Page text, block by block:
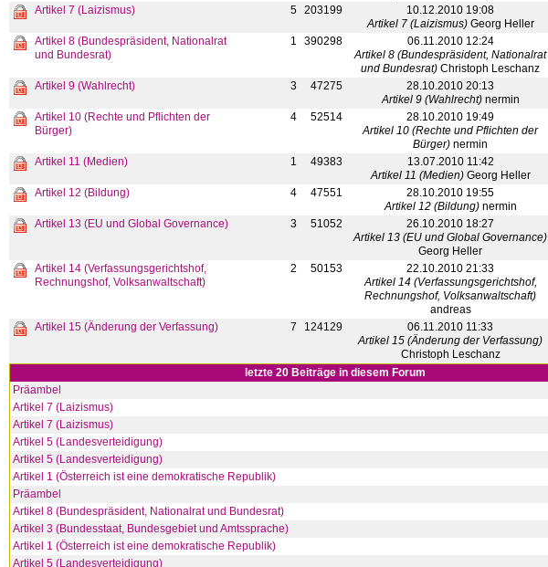
Artikel 7 (Laizismus) 5 203199
10.12.2010 19:08
Artikel 7 (Laizismus) Georg Heller
Artikel 8 (Bundespräsident, Nationalrat
und Bundesrat)
1 390298
06.11.2010 12:24
Artikel 8 (Bundespräsident, Nationalrat
und Bundesrat) Christoph Leschanz
Artikel 9 (Wahlrecht) 3 47275
28.10.2010 20:13
Artikel 9 (Wahlrecht) nermin
Artikel 10 (Rechte und Pflichten der
Bürger)
4 52514
28.10.2010 19:49
Artikel 10 (Rechte und Pflichten der
Bürger) nermin
Artikel 11 (Medien) 1 49383
13.07.2010 11:42
Artikel 11 (Medien) Georg Heller
Artikel 12 (Bildung) 4 47551
28.10.2010 19:55
Artikel 12 (Bildung) nermin
Artikel 13 (EU und Global Governance) 3 51052
26.10.2010 18:27
Artikel 13 (EU und Global Governance)
Georg Heller
Artikel 14 (Verfassungsgerichtshof,
Rechnungshof, Volksanwaltschaft)
2 50153
22.10.2010 21:33
Artikel 14 (Verfassungsgerichtshof,
Rechnungshof, Volksanwaltschaft)
andreas
Artikel 15 (Änderung der Verfassung) 7 124129
06.11.2010 11:33
Artikel 15 (Änderung der Verfassung)
Christoph Leschanz
letzte 20 Beiträge in diesem Forum
Präambel
Artikel 7 (Laizismus)
Artikel 7 (Laizismus)
Artikel 5 (Landesverteidigung)
Artikel 5 (Landesverteidigung)
Artikel 1 (Österreich ist eine demokratische Republik)
Präambel
Artikel 8 (Bundespräsident, Nationalrat und Bundesrat)
Artikel 3 (Bundesstaat, Bundesgebiet und Amtssprache)
Artikel 1 (Österreich ist eine demokratische Republik)
Artikel 5 (Landesverteidigung)